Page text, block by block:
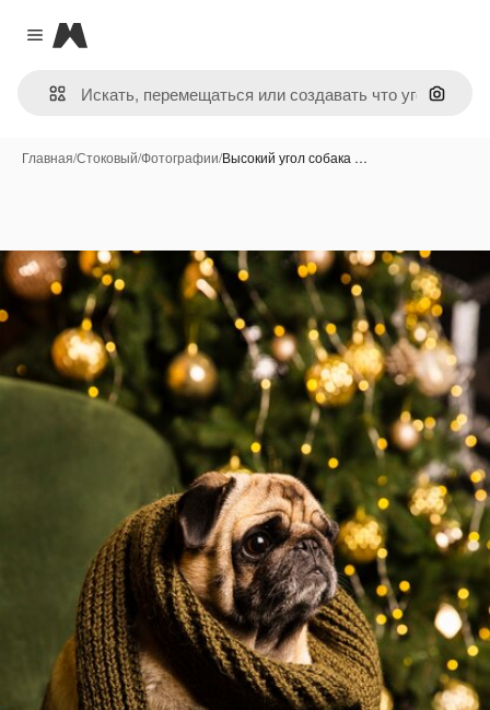
Close menu
Magnific
Поиск
Главная/Стоковый/Фотографии/Высокий угол собака …